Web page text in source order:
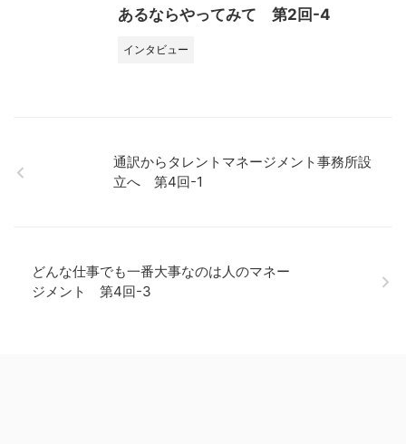
あるならやってみて 第2回-4
インタビュー
通訳からタレントマネージメント事務所設
立へ 第4回-1
どんな仕事でも一番大事なのは人のマネー
ジメント 第4回-3